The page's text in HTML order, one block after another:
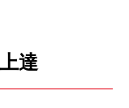
達